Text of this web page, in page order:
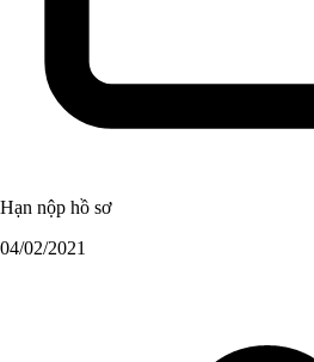
Hạn nộp hồ sơ
04/02/2021